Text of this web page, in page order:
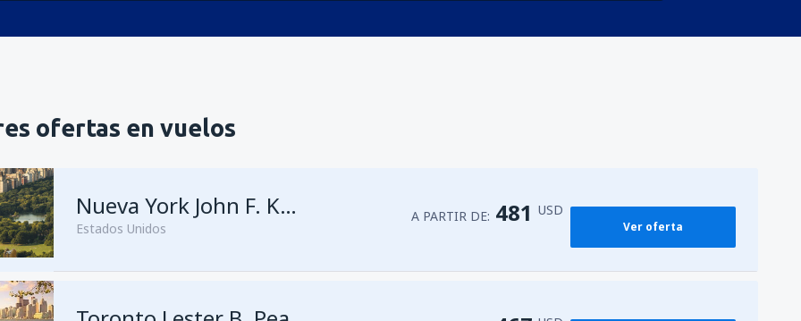
ofertas en vuelos
Nueva York John F. Kennedy
Estados Unidos
A PARTIR DE: 481 USD
Ver oferta